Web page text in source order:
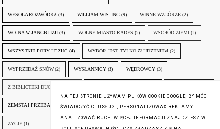
WESOŁA ROZWÓDKA (3) WILLIAM WISTING (9) WINNE WZGÓRZE (2)
WOJNA W JANGBLIZJI (3) WOLNE MIASTO RADES (2) WSCHÓD ZIEMI (1)
WSZYSTKIE PORY UCZUĆ (4) WYBÓR JEST TYLKO ZŁUDZENIEM (2)
WYPRZEDAŻ SNÓW (2) WYSŁANNICY (3) WĘDROWCY (3)
Z BIBLIOTEKI DUCHA GÓR
ZEMSTA I PRZEBACZENIE (6) ŚLADY ZBRODNI (3) ŻYCIA W ŻYCIU (3)
ŻYCIE (1)
NA TEJ STRONIE UŻYWAM PLIKÓW COOKIE GOOGLE, BY MÓC
ŚWIADCZYĆ CI USŁUGI, PERSONALIZOWAĆ REKLAMY I
ANALIZOWAĆ RUCH. WIĘCEJ INFORMACJI ZNAJDZIESZ W